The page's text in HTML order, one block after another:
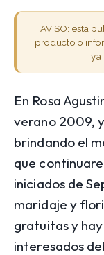
AVISO: esta
producto o
ya
En Rosa
verano 2009,
brindando el
que
iniciados de
maridaje y
gratuitas y
interesados